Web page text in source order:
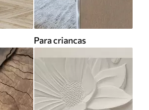
Para criancas